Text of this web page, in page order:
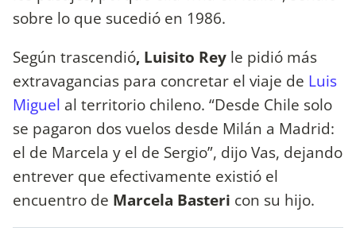
sobre lo que sucedió en 1986.
Según trascendió, Luisito Rey le pidió más
extravagancias para concretar el viaje de Luis
Miguel al territorio chileno. “Desde Chile solo
se pagaron dos vuelos desde Milán a Madrid:
el de Marcela y el de Sergio”, dijo Vas, dejando
entrever que efectivamente existió el
encuentro de Marcela Basteri con su hijo.